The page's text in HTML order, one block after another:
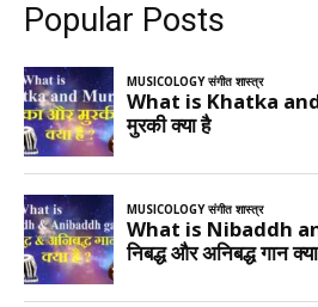
Popular Posts